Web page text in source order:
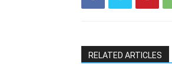
RELATED ARTICLES